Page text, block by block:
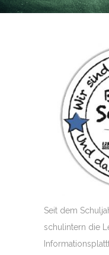
Seit dem
schulintern die